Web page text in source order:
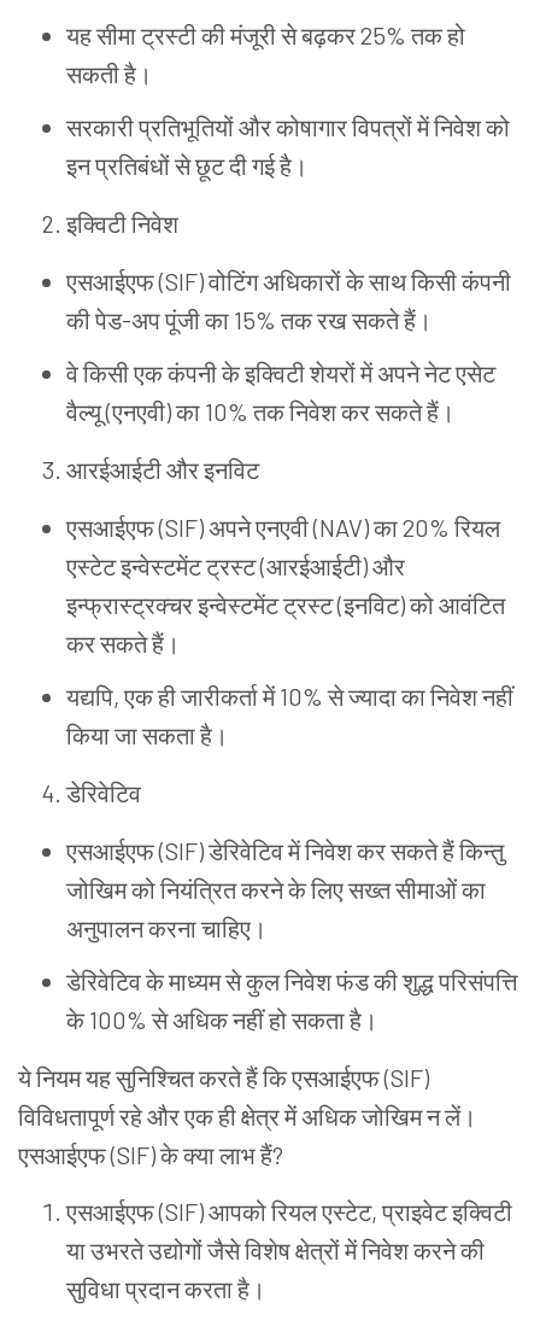
यहसीमाट्रस्टीकीमंजूरीसेबढ़कर 25% तकहो
सकतीहै।
सरकारीप्रतिभूतियोंऔरकोषागारविपत्रोंमेंनिवेशको
इनप्रतिबंधोंसेछूटदीगईहै।
इक्विटीनिवेश
एसआईएफ (SIF) वोटिंगअधिकारोंकेसाथकिसीकंपनी
कीपेड-अपपूंजीका 15% तकरखसकतेहैं।
वेकिसीएककंपनीकेइक्विटीशेयरोंमेंअपनेनेटएसेट
वैल्यू (एनएवी)का 10% तकनिवेशकरसकतेहैं।
आरईआईटीऔरइनविट
एसआईएफ (SIF) अपनेएनएवी (NAV) का 20% रियल
एस्टेटइन्वेस्टमेंटट्रस्ट (आरईआईटी) और
इन्फ्रास्ट्रक्चरइन्वेस्टमेंटट्रस्ट (इनविट) कोआवंटित
करसकतेहैं।
यद्यपि, एकहीजारीकर्तामें 10% सेज्यादाकानिवेशनहीं
कियाजासकताहै।
डेरिवेटिव
एसआईएफ (SIF) डेरिवेटिवमेंनिवेशकरसकतेहैंकिन्तु
जोखिमकोनियंत्रितकरनेकेलिएसख्तसीमाओंका
अनुपालनकरनाचाहिए।
डेरिवेटिवकेमाध्यमसेकुलनिवेशफंडकीशुद्धपरिसंपत्ति
के 100% सेअधिकनहींहोसकताहै।
येनियमयहसुनिश्चितकरतेहैंकिएसआईएफ (SIF)
विविधतापूर्णरहेऔरएकहीक्षेत्रमेंअधिकजोखिमनलें।
एसआईएफ (SIF) केक्यालाभहैं?
एसआईएफ (SIF) आपकोरियलएस्टेट, प्राइवेटइक्विटी
याउभरतेउद्योगोंजैसेविशेषक्षेत्रोंमेंनिवेशकरनेकी
सुविधाप्रदानकरताहै।